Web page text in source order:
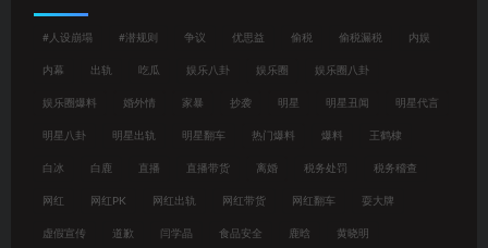
#人设崩塌 #潜规则 争议 优思益 偷税 偷税漏税 内娱
内幕 出轨 吃瓜 娱乐八卦 娱乐圈 娱乐圈八卦
娱乐圈爆料 婚外情 家暴 抄袭 明星 明星丑闻 明星代言
明星八卦 明星出轨 明星翻车 热门爆料 爆料 王鹤棣
白冰 白鹿 直播 直播带货 离婚 税务处罚 税务稽查
网红 网红PK 网红出轨 网红带货 网红翻车 耍大牌
虚假宣传 道歉 闫学晶 食品安全 鹿晗 黄晓明